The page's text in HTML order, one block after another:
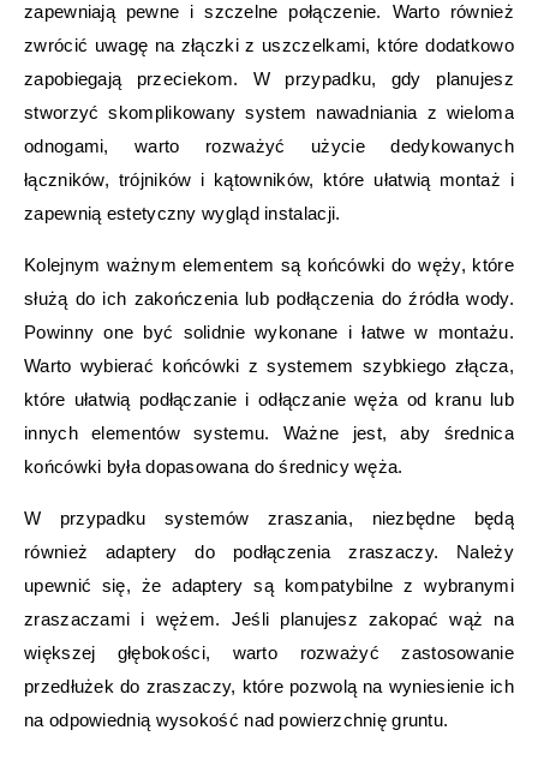
zapewniają pewne i szczelne połączenie. Warto również
zwrócić uwagę na złączki z uszczelkami, które dodatkowo
zapobiegają przeciekom. W przypadku, gdy planujesz
stworzyć skomplikowany system nawadniania z wieloma
odnogami, warto rozważyć użycie dedykowanych
łączników, trójników i kątowników, które ułatwią montaż i
zapewnią estetyczny wygląd instalacji.
Kolejnym ważnym elementem są końcówki do węży, które
służą do ich zakończenia lub podłączenia do źródła wody.
Powinny one być solidnie wykonane i łatwe w montażu.
Warto wybierać końcówki z systemem szybkiego złącza,
które ułatwią podłączanie i odłączanie węża od kranu lub
innych elementów systemu. Ważne jest, aby średnica
końcówki była dopasowana do średnicy węża.
W przypadku systemów zraszania, niezbędne będą
również adaptery do podłączenia zraszaczy. Należy
upewnić się, że adaptery są kompatybilne z wybranymi
zraszaczami i wężem. Jeśli planujesz zakopać wąż na
większej głębokości, warto rozważyć zastosowanie
przedłużek do zraszaczy, które pozwolą na wyniesienie ich
na odpowiednią wysokość nad powierzchnię gruntu.